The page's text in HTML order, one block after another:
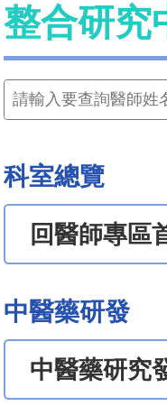
整合研究
科室總覽
回醫師專區
中醫藥研發
中醫藥研究